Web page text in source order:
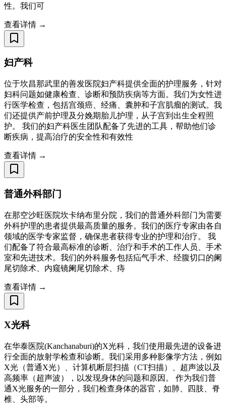
性。我们可
查看详情 →
妇产科
位于坎昌那武里的善发医院妇产科提供全面的护理服务，针对
妇科问题如健康检查、诊断和预防疾病等方面。我们为女性进
行医学检查，包括宫颈癌、经痛、囊肿和子宫肌瘤的测试。我
们还提供产前护理及分娩期胎儿护理，从子宫到出生全程照
护。 我们的妇产科医生团队配备了先进的工具，帮助他们诊
断疾病，提高治疗的安全性和有效性
查看详情 →
普通外科部门
在那空沙旺医院坎卡纳布里分院，我们的普通外科部门为需要
外科护理的患者提供最高质量的服务。我们的医疗专家由各自
领域的医学专家监督，确保患者获得专业的护理和治疗。 我
们配备了符合最高标准的诊断、治疗和手术的工作人员、手术
室和先进技术。我们的外科服务包括疝气手术、经腹切口的阑
尾切除术、内窥镜阑尾切除术、痔
查看详情 →
X光科
在华泰医院(Kanchanaburi)的X光科，我们使用最先进的设备进
行全面的放射学检查和诊断。我们采用多种影像学方法，例如
X光（普通X光）、计算机断层扫描（CT扫描）、超声波以及
高频率（超声波），以发现身体的问题和原因。 作为我们普
通X光服务的一部分，我们检查身体的器官，如肺、四肢、脊
椎、头部等。